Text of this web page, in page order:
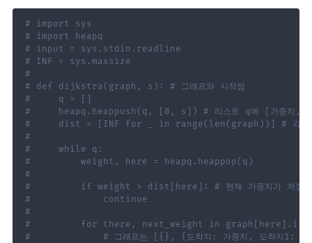
# import sys
# import heapq
# input = sys.stdin.readline
# INF = sys.maxsize
#
# def dijkstra(graph, s): # 그래프와 시작점
#     q = []
#     heapq.heappush(q, [0, s]) # 리스트 q에 [가중치, 도
#     dist = [INF for _ in range(len(graph))] # 각 도착지
#
#     while q:
#         weight, here = heapq.heappop(q)
#
#         if weight > dist[here]: # 현재 가중치가 저장돼 있
#             continue
#
#         for there, next_weight in
#             # 그래프는 [{}, {도착지: 가중치, 도착지1: 가중